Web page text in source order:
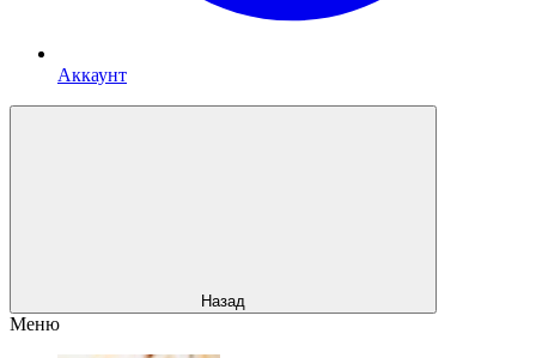
Аккаунт
Назад
Меню